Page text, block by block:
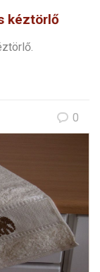
kéztörlő
0